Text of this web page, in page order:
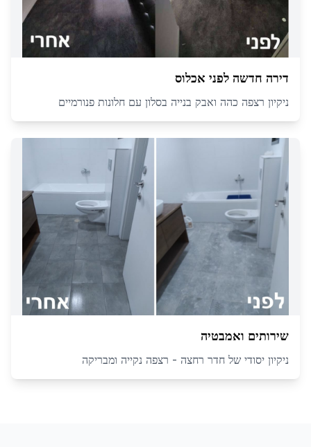
דירה חדשה לפני אכלוס
ניקיון רצפה כהה ואבק בנייה בסלון עם חלונות פנורמיים
שירותים ואמבטיה
ניקיון יסודי של חדר רחצה - רצפה נקייה ומבריקה